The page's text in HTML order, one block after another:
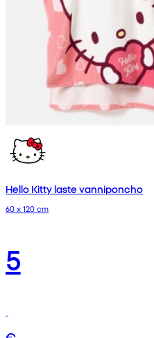
Hello Kitty laste vanniponcho
60 x 120 cm
5